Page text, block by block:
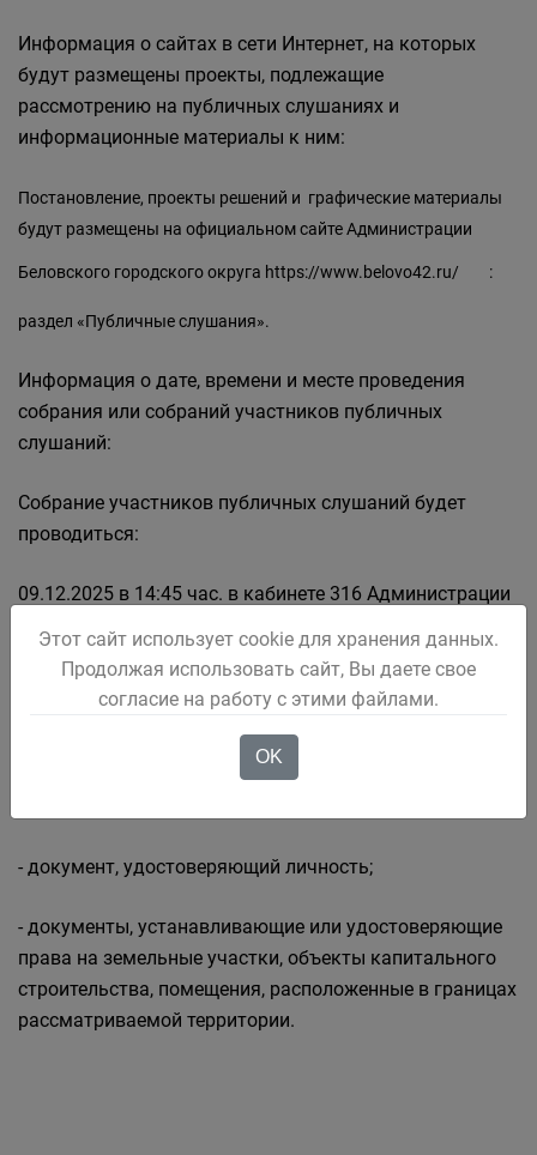
Информация о сайтах в сети Интернет, на которых
будут размещены проекты, подлежащие
рассмотрению на публичных слушаниях и
информационные материалы к ним:
Постановление, проекты решений и графические материалы
будут размещены на официальном сайте Администрации
Беловского городского округа https://www.belovo42.ru/ :
раздел «Публичные слушания».
Информация о дате, времени и месте проведения
собрания или собраний участников публичных
слушаний:
Собрание участников публичных слушаний будет
проводиться:
09.12.2025 в 14:45 час. в кабинете 316 Администрации
Советская, 21 (3 этаж).
Начало регистрации участников публичных слушаний
- документ, удостоверяющий личность;
- документы, устанавливающие или удостоверяющие
права на земельные участки, объекты капитального
строительства, помещения, расположенные в границах
рассматриваемой территории.
Этот сайт использует cookie для хранения данных.
Продолжая использовать сайт, Вы даете свое
согласие на работу с этими файлами.
OK